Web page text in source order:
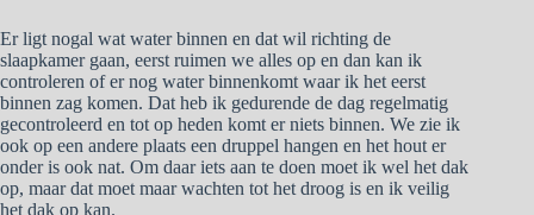
Er ligt nogal wat water binnen en dat wil richting de
slaapkamer gaan, eerst ruimen we alles op en dan kan ik
controleren of er nog water binnenkomt waar ik het eerst
binnen zag komen. Dat heb ik gedurende de dag regelmatig
gecontroleerd en tot op heden komt er niets binnen. We zie ik
ook op een andere plaats een druppel hangen en het hout er
onder is ook nat. Om daar iets aan te doen moet ik wel het dak
op, maar dat moet maar wachten tot het droog is en ik veilig
het dak op kan.